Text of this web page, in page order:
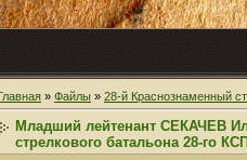
» Файлы » 28-й Краснознаменный
Младший лейтенант СЕКАЧЕВ
стрелкового батальона 28-го